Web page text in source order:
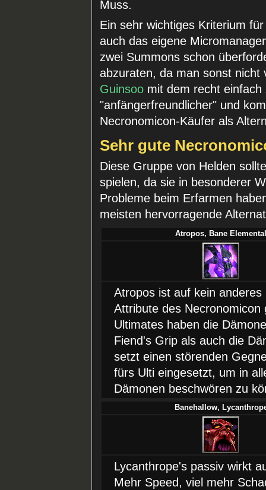
Muss.
Ein sehr wichtiges Kriterium
auch das eigene
zwei Summons schon
abzuraten, da man sonst nicht
Guinsoo mit dem recht
"anfängerfreundlicher" und
Necronomicon-Käufer als
Sehr gute
Diese Gruppe von Helden
spielen, da sie in besonderer
Probleme beim Erfarmen
meisten hervorragende
Atropos, Bane
Atropos ist auf kein
Attribute des
Ultimates haben die
Fiend's Grip als auch die
setzt einen störenden
fürs Ulti eingesetzt, um in
Dämonen beschwören zu
Banehallow,
Lycanthrope's passiv wirkt
Mehr Speed, viel mehr